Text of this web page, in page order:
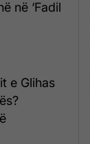
në ‘Fadil
e Glihas